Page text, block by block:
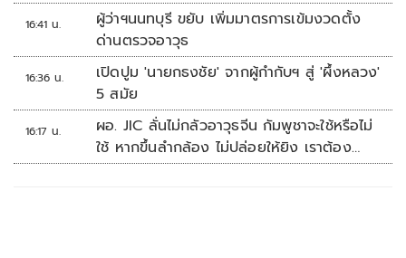
16:41 น.
ผู้ว่าฯนนทบุรี ขยับ เพิ่มมาตรการเข้มงวดตั้ง
ด่านตรวจอาวุธ
16:36 น.
เปิดปูม 'นายกธงชัย' จากผู้กำกับฯ สู่ 'ผึ้งหลวง'
5 สมัย
16:17 น.
ผอ. JIC ลั่นไม่กลัวอาวุธจีน กัมพูชาจะใช้หรือไม่
ใช้ หากขึ้นลำกล้อง ไม่ปล่อยให้ยิง เราต้อง
จัดการก่อน